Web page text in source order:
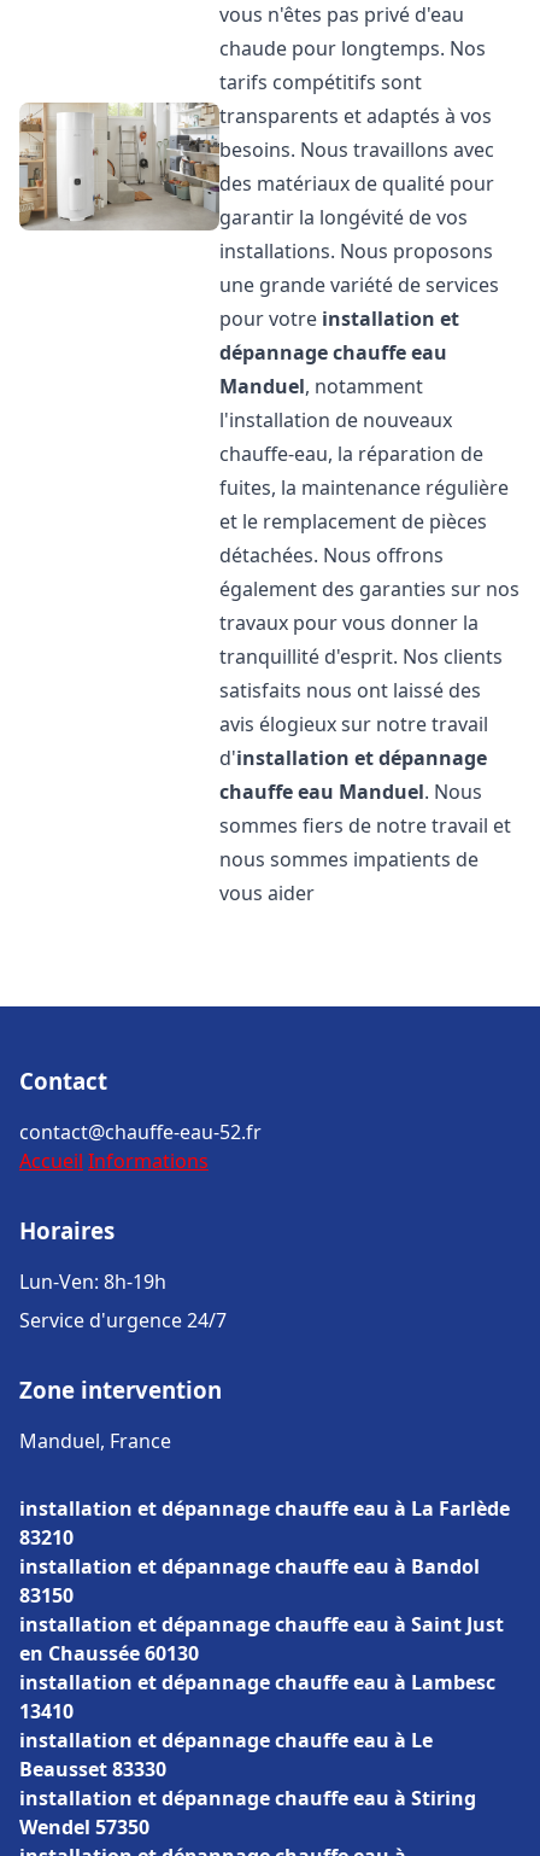
vous n'êtes pas privé d'eau
chaude pour longtemps. Nos
tarifs compétitifs sont
transparents et adaptés à vos
besoins. Nous travaillons avec
des matériaux de qualité pour
garantir la longévité de vos
installations. Nous proposons
une grande variété de services
pour votre installation et
dépannage chauffe eau
Manduel, notamment
l'installation de nouveaux
chauffe-eau, la réparation de
fuites, la maintenance régulière
et le remplacement de pièces
détachées. Nous offrons
également des garanties sur nos
travaux pour vous donner la
tranquillité d'esprit. Nos clients
satisfaits nous ont laissé des
avis élogieux sur notre travail
d'installation et dépannage
chauffe eau Manduel. Nous
sommes fiers de notre travail et
nous sommes impatients de
vous aider
Contact
contact@chauffe-eau-52.fr
Accueil Informations
Horaires
Lun-Ven: 8h-19h
Service d'urgence 24/7
Zone intervention
Manduel, France
installation et dépannage chauffe eau à La Farlède
83210
installation et dépannage chauffe eau à Bandol
83150
installation et dépannage chauffe eau à Saint Just
en Chaussée 60130
installation et dépannage chauffe eau à Lambesc
13410
installation et dépannage chauffe eau à Le
Beausset 83330
installation et dépannage chauffe eau à Stiring
Wendel 57350